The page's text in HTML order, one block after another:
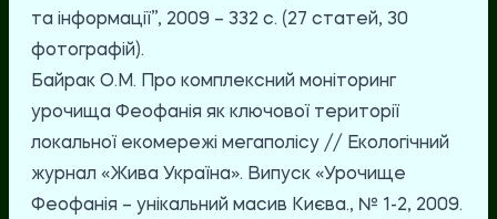
та інформації”, 2009 – 332 с. (27 статей, 30
фотографій).
Байрак О.М. Про комплексний моніторинг
урочища Феофанія як ключової території
локальної екомережі мегаполісу // Екологічний
журнал «Жива Україна». Випуск «Урочище
Феофанія – унікальний масив Києва., № 1-2, 2009.